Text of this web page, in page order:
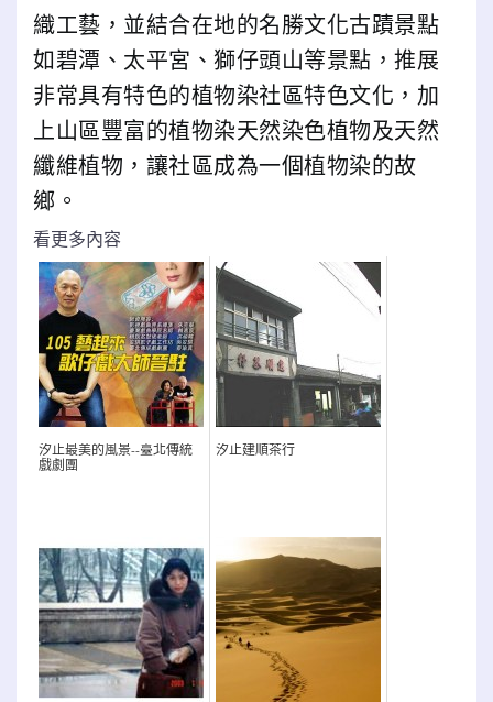
織工藝，並結合在地的名勝文化古蹟景點
如碧潭、太平宮、獅仔頭山等景點，推展
非常具有特色的植物染社區特色文化，加
上山區豐富的植物染天然染色植物及天然
纖維植物，讓社區成為一個植物染的故
鄉。
看更多內容
汐止最美的風景--臺北傳統
戲劇團
汐止建順茶行